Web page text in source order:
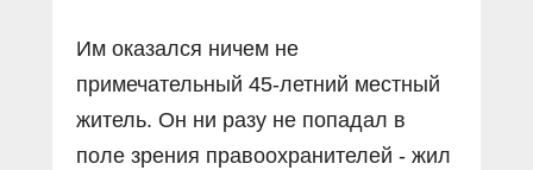
Им оказался ничем не
примечательный 45-летний местный
житель. Он ни разу не попадал в
поле зрения правоохранителей - жил